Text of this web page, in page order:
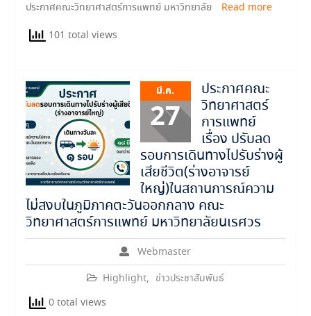
ประกาศคณะวิทยาศาสตร์การแพทย์ มหาวิทยาลัย
Read more
101 total views
มี.ค.
27
ประกาศคณะ
วิทยาศาสตร์
การแพทย์
เรื่อง ปรับลด
รอบการเดินทางไปรับร่างผู้
เสียชีวิต(ร่างอาจารย์
ใหญ่)ในสถานการณ์ความ
ไม่สงบในภูมิภาคตะวันออกกลาง คณะ
วิทยาศาสตร์การแพทย์ มหาวิทยาลัยนเรศวร
Webmaster
Highlight, ข่าวประชาสัมพันธ์
0 total views